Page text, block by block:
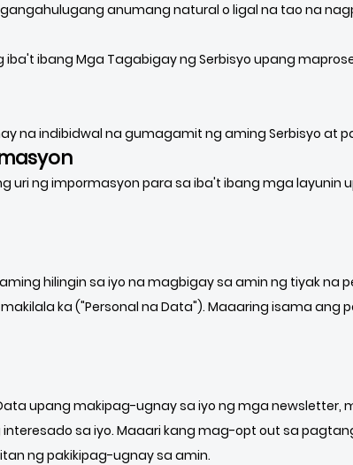
anumang natural o ligal na tao na
ibang Mga Tagabigay ng Serbisyo upang
na indibidwal na gumagamit ng aming Serbisyo at
uri ng impormasyon para sa iba't ibang mga layunin
hilingin sa iyo na magbigay sa amin ng tiyak na
ka ("Personal na Data"). Maaaring isama ang
upang makipag-ugnay sa iyo ng mga newsletter,
sa iyo. Maaari kang mag-opt out sa
ng pakikipag-ugnay sa amin.